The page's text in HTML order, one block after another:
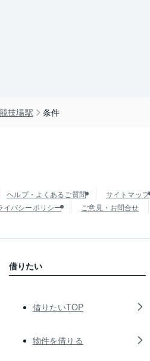
技場駅 条件
ヘルプ・よくあるご質問 サイトマップ
イバシーポリシー ご意見・お問合せ
借りたい
借りたいTOP
物件を借りる